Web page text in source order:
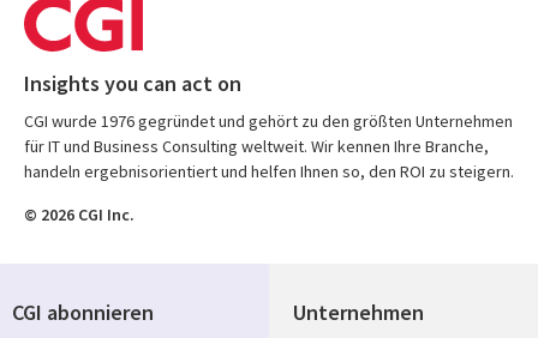
Insights you can act on
CGI wurde 1976 gegründet und gehört zu den größten Unternehmen
für IT und Business Consulting weltweit. Wir kennen Ihre Branche,
handeln ergebnisorientiert und helfen Ihnen so, den ROI zu steigern.
© 2026 CGI Inc.
Unternehmen
CGI abonnieren